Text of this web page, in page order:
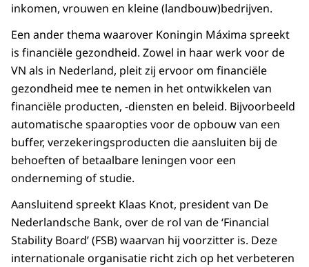
inkomen, vrouwen en kleine (landbouw)bedrijven.
Een ander thema waarover Koningin Máxima spreekt
is financiële gezondheid. Zowel in haar werk voor de
VN als in Nederland, pleit zij ervoor om financiële
gezondheid mee te nemen in het ontwikkelen van
financiële producten, -diensten en beleid. Bijvoorbeeld
automatische spaaropties voor de opbouw van een
buffer, verzekeringsproducten die aansluiten bij de
behoeften of betaalbare leningen voor een
onderneming of studie.
Aansluitend spreekt Klaas Knot, president van De
Nederlandsche Bank, over de rol van de ‘Financial
Stability Board’(FSB) waarvan hij voorzitter is. Deze
internationale organisatie richt zich op het verbeteren